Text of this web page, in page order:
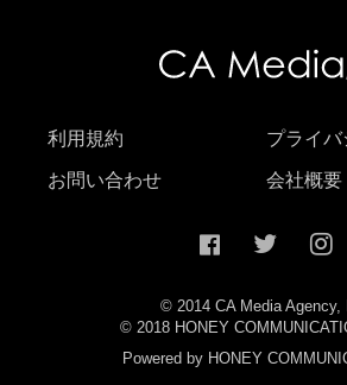
利用規約 プライ
お問い合わせ 会社概要
© 2014 CA Media Agency,
© 2018 HONEY
Powered by HONEY